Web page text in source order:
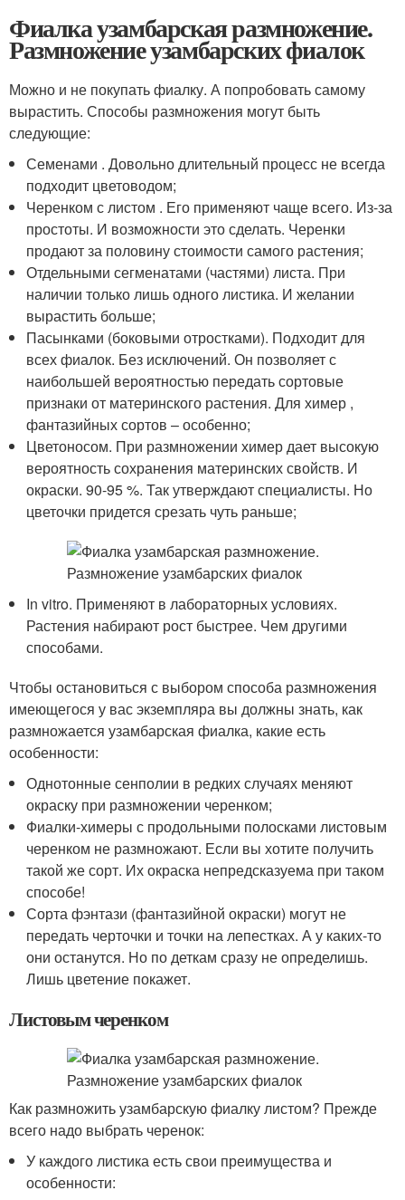
Фиалка узамбарская размножение.
Размножение узамбарских фиалок
Можно и не покупать фиалку. А попробовать самому
вырастить. Способы размножения могут быть
следующие:
Семенами . Довольно длительный процесс не всегда
подходит цветоводом;
Черенком с листом . Его применяют чаще всего. Из-за
простоты. И возможности это сделать. Черенки
продают за половину стоимости самого растения;
Отдельными сегменатами (частями) листа. При
наличии только лишь одного листика. И желании
вырастить больше;
Пасынками (боковыми отростками). Подходит для
всех фиалок. Без исключений. Он позволяет с
наибольшей вероятностью передать сортовые
признаки от материнского растения. Для химер ,
фантазийных сортов – особенно;
Цветоносом. При размножении химер дает высокую
вероятность сохранения материнских свойств. И
окраски. 90-95 %. Так утверждают специалисты. Но
цветочки придется срезать чуть раньше;
In vitro. Применяют в лабораторных условиях.
Растения набирают рост быстрее. Чем другими
способами.
Чтобы остановиться с выбором способа размножения
имеющегося у вас экземпляра вы должны знать, как
размножается узамбарская фиалка, какие есть
особенности:
Однотонные сенполии в редких случаях меняют
окраску при размножении черенком;
Фиалки-химеры с продольными полосками листовым
черенком не размножают. Если вы хотите получить
такой же сорт. Их окраска непредсказуема при таком
способе!
Сорта фэнтази (фантазийной окраски) могут не
передать черточки и точки на лепестках. А у каких-то
они останутся. Но по деткам сразу не определишь.
Лишь цветение покажет.
Листовым черенком
Как размножить узамбарскую фиалку листом? Прежде
всего надо выбрать черенок:
У каждого листика есть свои преимущества и
особенности: